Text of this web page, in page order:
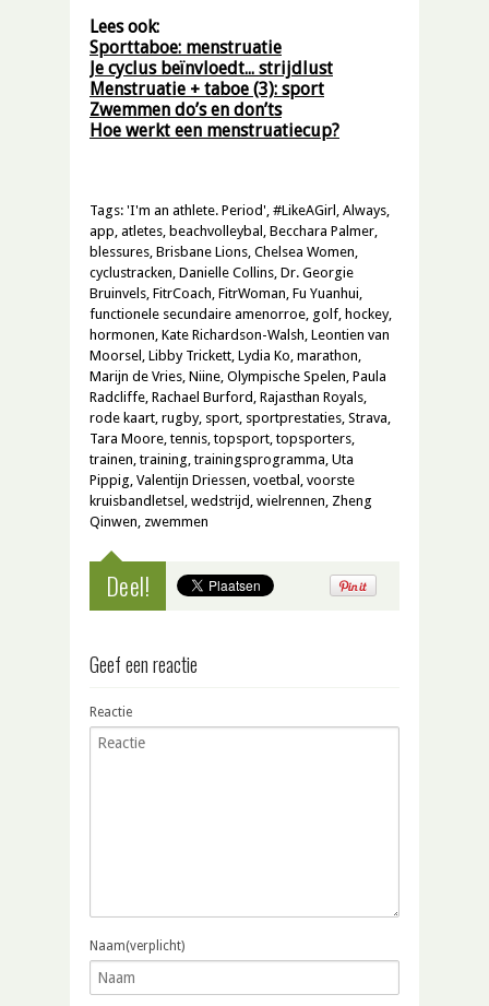
Lees ook:
Sporttaboe: menstruatie
Je cyclus beïnvloedt… strijdlust
Menstruatie + taboe (3): sport
Zwemmen do’s en don’ts
Hoe werkt een menstruatiecup?
Tags: 'I'm an athlete. Period', #LikeAGirl , Always,
app, atletes, beachvolleybal , Becchara Palmer,
blessures, Brisbane Lions, Chelsea Women,
cyclustracken, Danielle Collins, Dr. Georgie
Bruinvels, FitrCoach, FitrWoman, Fu Yuanhui,
functionele secundaire amenorroe, golf, hockey,
hormonen, Kate Richardson-Walsh, Leontien van
Moorsel , Libby Trickett, Lydia Ko, marathon,
Marijn de Vries, Niine, Olympische Spelen, Paula
Radcliffe, Rachael Burford , Rajasthan Royals,
rode kaart, rugby, sport, sportprestaties, Strava,
Tara Moore,tennis,topsport,topsporters,
trainen,training,trainingsprogramma, Uta
Pippig, Valentijn Driessen, voetbal , voorste
kruisbandletsel , wedstrijd , wielrennen, Zheng
Qinwen, zwemmen
Deel!
Geef een reactie
Reactie
Naam(verplicht)